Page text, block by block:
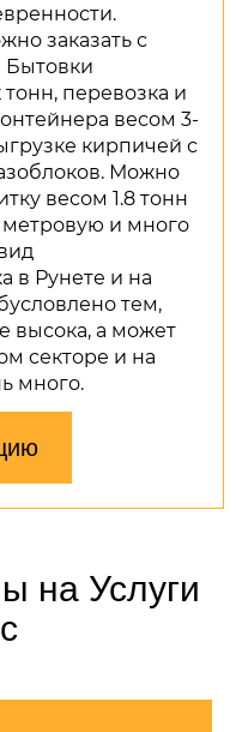
заказать с
Бытовки
перевозка и
весом 3-
кирпичей с
Можно
весом 1.8 тонн
метровую и много
в Рунете и на
тем,
высока, а может
секторе и на
много.
на Услуги